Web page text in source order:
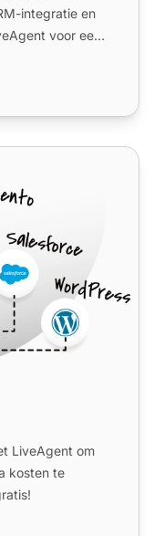
integratie en
voor een
LiveAgent om
kosten te